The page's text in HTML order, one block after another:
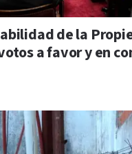
de la
a favor y en